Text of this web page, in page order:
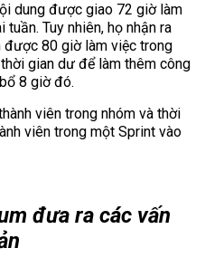
dung được giao 72 giờ làm
Tuy nhiên, họ nhận ra
được 80 giờ làm việc trong
gian dư để làm thêm công
8 giờ đó.
viên trong nhóm và thời
viên trong một Sprint vào
đưa ra các vấn